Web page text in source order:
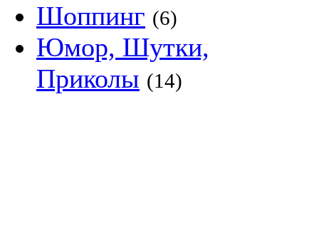
Шоппинг (6)
Юмор, Шутки,
Приколы (14)